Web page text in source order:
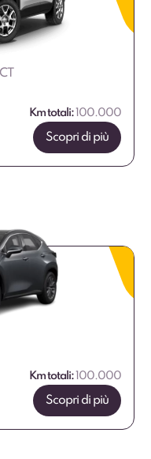
Km totali: 100.000
Scopri di più
Km totali: 100.000
Scopri di più